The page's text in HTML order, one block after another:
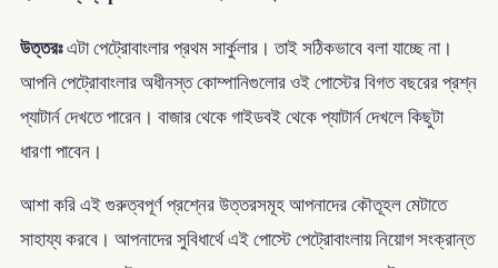
উত্তরঃএটা পেট্রোবাংলার প্রথম সার্কুলার। তাই সঠিকভাবে বলা যাচ্ছে না।
আপনি পেট্রোবাংলার অধীনস্ত কোম্পানিগুলোর ওই পোস্টের বিগত বছরের প্রশ্ন
প্যাটার্ন দেখতে পারেন। বাজার থেকে গাইডবই থেকে প্যাটার্ন দেখলে কিছুটা
ধারণা পাবেন।
আশা করি এই গুরুত্বপূর্ণ প্রশ্নের উত্তরসমূহ আপনাদের কৌতূহল মেটাতে
সাহায্য করবে। আপনাদের সুবিধার্থে এই পোস্টে পেট্রোবাংলায় নিয়োগ সংক্রান্ত